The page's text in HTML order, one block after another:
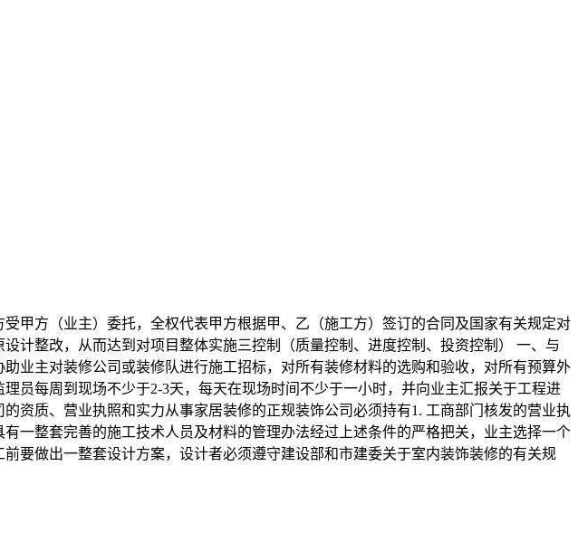
甲方（业主）委托，全权代表甲方根据甲、乙（施工方）签订的合同及国家有关规定对
计整改，从而达到对项目整体实施三控制（质量控制、进度控制、投资控制） 一、与
业主对装修公司或装修队进行施工招标，对所有装修材料的选购和验收，对所有预算外
员每周到现场不少于2-3天，每天在现场时间不少于一小时，并向业主汇报关于工程进
资质、营业执照和实力从事家居装修的正规装饰公司必须持有1. 工商部门核发的营业执
一整套完善的施工技术人员及材料的管理办法经过上述条件的严格把关，业主选择一个
要做出一整套设计方案，设计者必须遵守建设部和市建委关于室内装饰装修的有关规